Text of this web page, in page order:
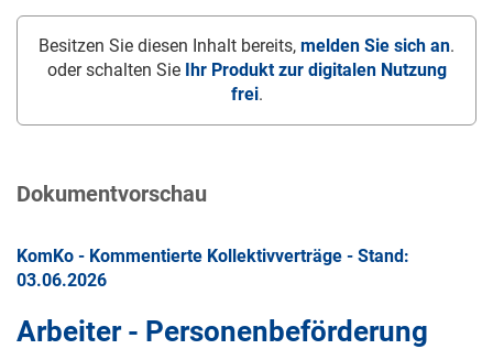
Besitzen Sie diesen Inhalt bereits, melden Sie sich an.
oder schalten Sie
Ihr Produkt zur digitalen Nutzung
frei.
Dokumentvorschau
KomKo - Kommentierte Kollektivverträge - Stand:
03.06.2026
Arbeiter - Personenbeförderung